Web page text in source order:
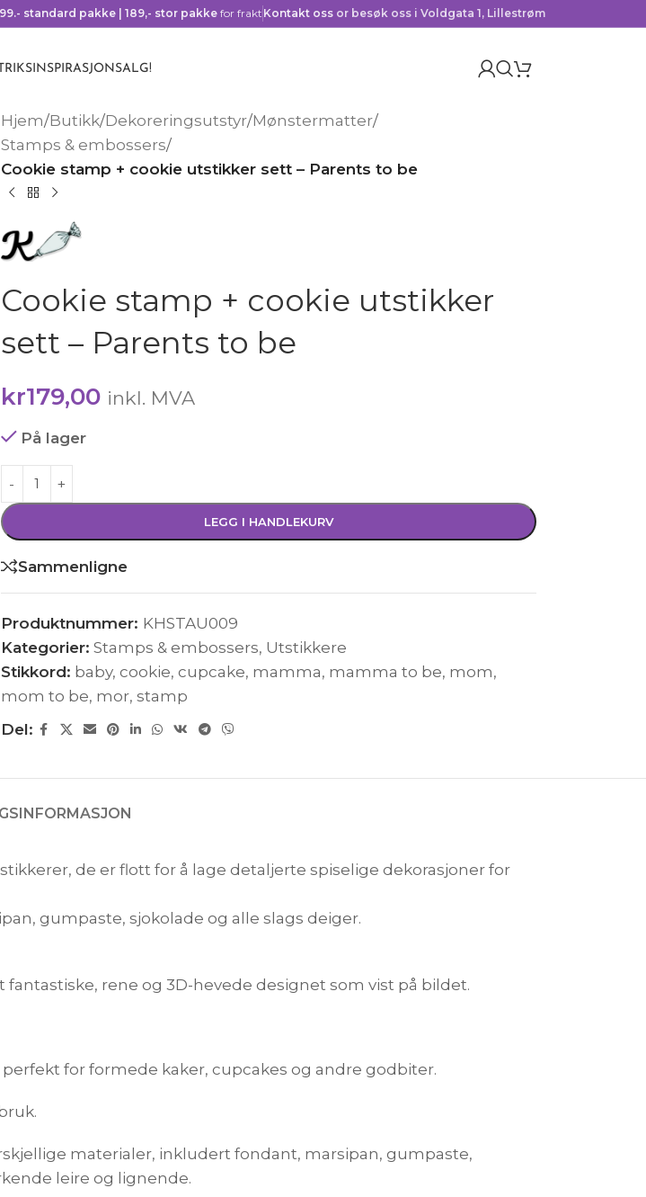
standard pakke | 189,- stor pakkefor frakt Kontakt oss or besøk oss i Voldgata 1, Lillestrøm
INSPIRASJON SALG!
Hjem/Butikk/Dekoreringsutstyr/Mønstermatter/
Stamps & embossers/
Cookie stamp + cookie utstikker sett – Parents to be
Cookie stamp + cookie utstikker
sett – Parents to be
kr179,00 inkl. MVA
På lager
LEGG I HANDLEKURV
Sammenligne
Produktnummer: KHSTAU009
Kategorier: Stamps & embossers, Utstikkere
Stikkord: baby, cookie, cupcake, mamma, mamma to be, mom,
mom to be, mor, stamp
Del:
de er flott for å lage detaljerte spiselige dekorasjoner for
gumpaste, sjokolade og alle slags deiger.
rene og 3D-hevede designet som vist på bildet.
for formede kaker, cupcakes og andre godbiter.
materialer, inkludert fondant, marsipan, gumpaste,
leire og lignende.